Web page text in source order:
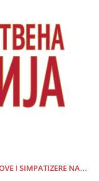
I SIMPATIZERE NA...